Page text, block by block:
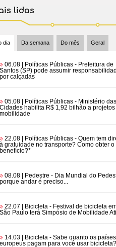
lidas
dia Da semana Do mês Geral
06.08 | Políticas Públicas - Prefeitura de
Santos (SP) pode assumir
por calçadas
05.08 | Políticas Públicas - Ministério das
Cidades habilita R$ 1,92 bilhão a projetos
mobilidade
22.08 | Políticas Públicas - Quem tem
à gratuidade no transporte? Como obter o
benefício?*
08.08 | Pedestre - Dia Mundial do
porque andar é preciso...
22.07 | Bicicleta - Festival de bicicleta
São Paulo terá Simpósio de Mobilidade
14.03 | Bicicleta - Sabe quanto os países
europeus pagam para você usar bicicleta?